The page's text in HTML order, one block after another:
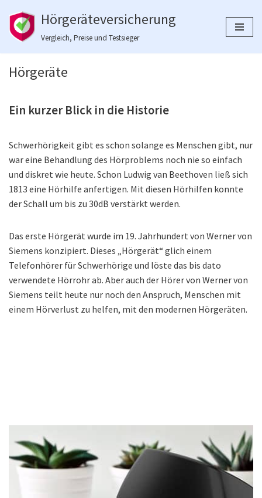
Zum
Hörgeräteversicherung
Vergleich, Preise und Testsieger
Hörgeräte
Ein kurzer Blick in die Historie
Schwerhörigkeit gibt es schon solange es Menschen gibt, nur
war eine Behandlung des Hörproblems noch nie so einfach
und diskret wie heute. Schon Ludwig van Beethoven ließ sich
1813 eine Hörhilfe anfertigen. Mit diesen Hörhilfen konnte
der Schall um bis zu 30dB verstärkt werden.
Das erste Hörgerät wurde im 19. Jahrhundert von Werner von
Siemens konzipiert. Dieses „Hörgerät“ glich einem
Telefonhörer für Schwerhörige und löste das bis dato
verwendete Hörrohr ab. Aber auch der Hörer von Werner von
Siemens teilt heute nur noch den Anspruch, Menschen mit
einem Hörverlust zu helfen, mit den modernen Hörgeräten.